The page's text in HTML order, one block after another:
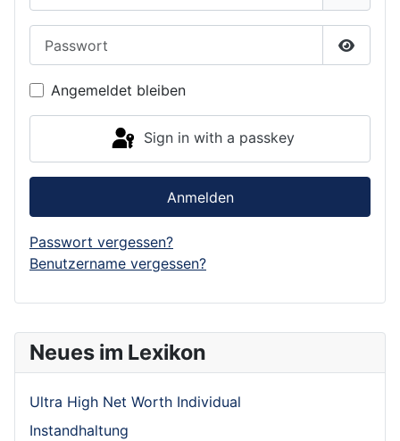
Neues im Lexikon
Ultra High Net Worth Individual
Instandhaltung
Show
Angemeldet bleiben
Sign in with a passkey
Anmelden
Passwort vergessen?
Benutzername vergessen?